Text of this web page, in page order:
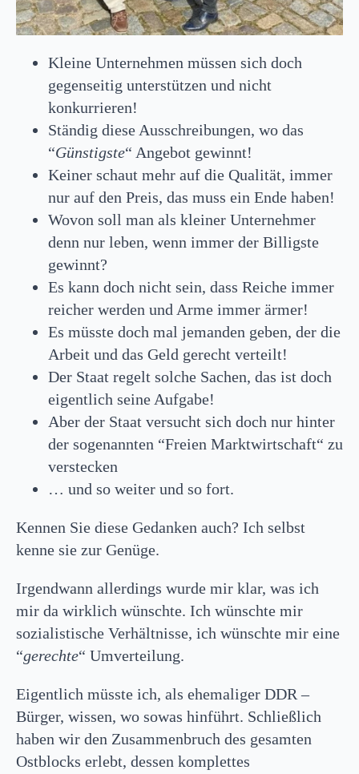
Kleine Unternehmen müssen sich doch
gegenseitig unterstützen und nicht
konkurrieren!
Ständig diese Ausschreibungen, wo das
“Günstigste“ Angebot gewinnt!
Keiner schaut mehr auf die Qualität, immer
nur auf den Preis, das muss ein Ende haben!
Wovon soll man als kleiner Unternehmer
denn nur leben, wenn immer der Billigste
gewinnt?
Es kann doch nicht sein, dass Reiche immer
reicher werden und Arme immer ärmer!
Es müsste doch mal jemanden geben, der die
Arbeit und das Geld gerecht verteilt!
Der Staat regelt solche Sachen, das ist doch
eigentlich seine Aufgabe!
Aber der Staat versucht sich doch nur hinter
der sogenannten “Freien Marktwirtschaft“ zu
verstecken
… und so weiter und so fort.
Kennen Sie diese Gedanken auch? Ich selbst
kenne sie zur Genüge.
Irgendwann allerdings wurde mir klar, was ich
mir da wirklich wünschte. Ich wünschte mir
sozialistische Verhältnisse, ich wünschte mir eine
“gerechte“ Umverteilung.
Eigentlich müsste ich, als ehemaliger DDR –
Bürger, wissen, wo sowas hinführt. Schließlich
haben wir den Zusammenbruch des gesamten
Ostblocks erlebt, dessen komplettes